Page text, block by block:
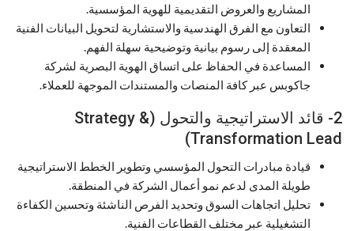
المشاريع والعروض التقديمية للهوية المؤسسية.
التعاون مع الفرق الهندسية والاستشارية لتحويل البيانات الفنية
المعقدة إلى رسوم بيانية وتوضيحية سهلة الفهم.
المساعدة في الحفاظ على اتساق الهوية البصرية لشركة
جاكوبس عبر كافة المنصات والمستندات الموجهة للعملاء.
2- قائد الاستراتيجية والتحول (Strategy &
Transformation Lead)
قيادة مبادرات التحول المؤسسي وتطوير الخطط الاستراتيجية
طويلة المدى لدعم نمو أعمال الشركة في المنطقة.
تحليل اتجاهات السوق وتحديد الفرص الناشئة وتحسين الكفاءة
التشغيلية عبر مختلف القطاعات الفنية.